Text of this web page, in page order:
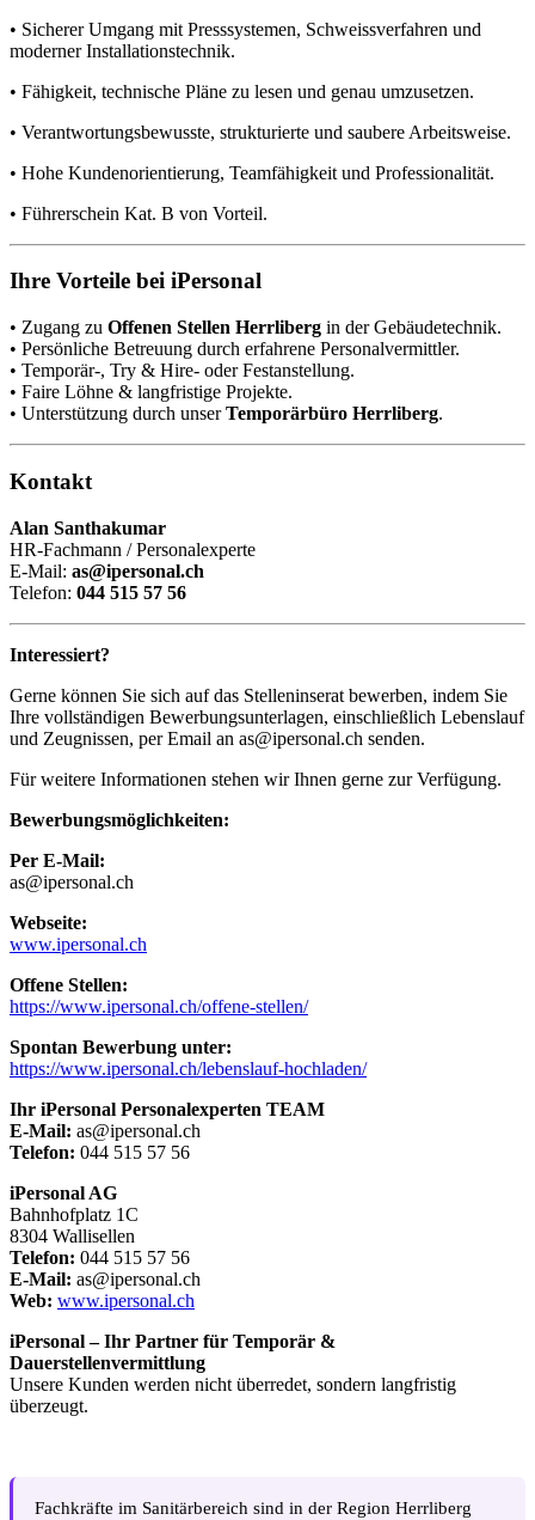
• Sicherer Umgang mit Presssystemen, Schweissverfahren und
moderner Installationstechnik.
• Fähigkeit, technische Pläne zu lesen und genau umzusetzen.
• Verantwortungsbewusste, strukturierte und saubere Arbeitsweise.
• Hohe Kundenorientierung, Teamfähigkeit und Professionalität.
• Führerschein Kat. B von Vorteil.
Ihre Vorteile bei iPersonal
• Zugang zu Offenen Stellen Herrliberg in der Gebäudetechnik.
• Persönliche Betreuung durch erfahrene Personalvermittler.
• Temporär-, Try & Hire- oder Festanstellung.
• Faire Löhne & langfristige Projekte.
• Unterstützung durch unserTemporärbüro Herrliberg.
Kontakt
Alan Santhakumar
HR-Fachmann / Personalexperte
E-Mail: as@ipersonal.ch
Telefon: 044 515 57 56
Interessiert?
Gerne können Sie sich auf das Stelleninserat bewerben, indem Sie
Ihre vollständigen Bewerbungsunterlagen, einschließlich Lebenslauf
und Zeugnissen, per Email an as@ipersonal.ch senden.
Für weitere Informationen stehen wir Ihnen gerne zur Verfügung.
Bewerbungsmöglichkeiten:
Per E-Mail:
as@ipersonal.ch
Webseite:
www.ipersonal.ch
Offene Stellen:
https://www.ipersonal.ch/offene-stellen/
Spontan Bewerbung unter:
https://www.ipersonal.ch/lebenslauf-hochladen/
Ihr iPersonal Personalexperten TEAM
E-Mail: as@ipersonal.ch
Telefon: 044 515 57 56
iPersonal AG
Bahnhofplatz 1C
8304 Wallisellen
Telefon: 044 515 57 56
E-Mail: as@ipersonal.ch
Web: www.ipersonal.ch
iPersonal – Ihr Partner für Temporär &
Dauerstellenvermittlung
Unsere Kunden werden nicht überredet, sondern langfristig
überzeugt.
Fachkräfte im Sanitärbereich sind in der Region Herrliberg